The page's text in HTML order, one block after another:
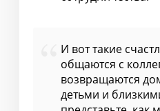
И вот такие
общаются с
возвращаются
детьми и